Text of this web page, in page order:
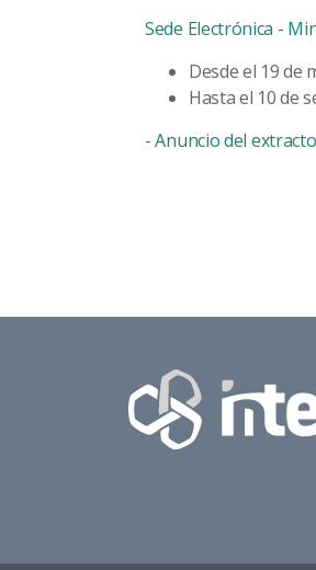
Sede Electrónica -
Desde el 19 de
Hasta el 10 de
-Anuncio del